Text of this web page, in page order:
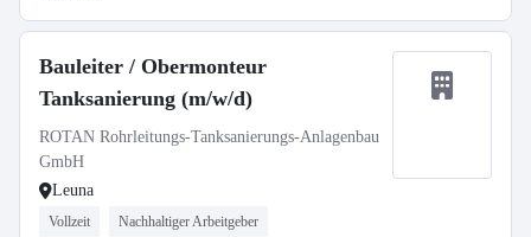
Bauleiter / Obermonteur
Tanksanierung (m/w/d)
ROTAN Rohrleitungs-Tanksanierungs-Anlagenbau
GmbH
Leuna
Vollzeit Nachhaltiger Arbeitgeber